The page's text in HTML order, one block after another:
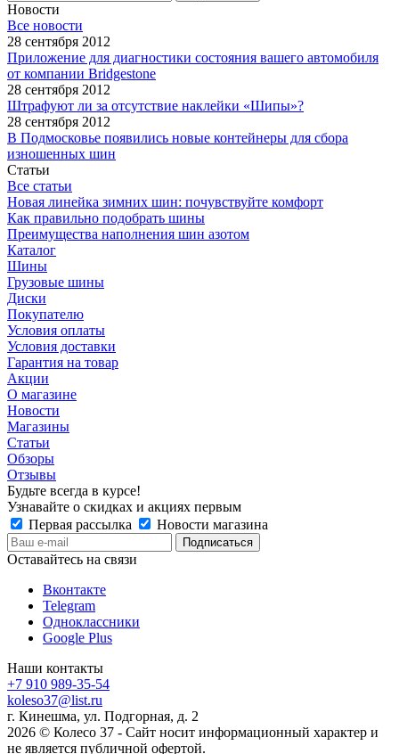
Новости
Все новости
28 сентября 2012
Приложение для диагностики состояния вашего автомобиля
от компании Bridgestone
28 сентября 2012
Штрафуют ли за отсутствие наклейки «Шипы»?
28 сентября 2012
В Подмосковье появились новые контейнеры для сбора
изношенных шин
Статьи
Все статьи
Новая линейка зимних шин: почувствуйте комфорт
Как правильно подобрать шины
Преимущества наполнения шин азотом
Каталог
Шины
Грузовые шины
Диски
Покупателю
Условия оплаты
Условия доставки
Гарантия на товар
Акции
О магазине
Новости
Магазины
Статьи
Обзоры
Отзывы
Будьте всегда в курсе!
Узнавайте о скидках и акциях первым
Первая рассылка
Новости магазина
Оставайтесь на связи
Вконтакте
Telegram
Одноклассники
Google Plus
Наши контакты
+7 910 989-35-54
koleso37@list.ru
г. Кинешма, ул. Подгорная, д. 2
2026 © Колесо 37 - Сайт носит информационный характер и
не является публичной офертой.